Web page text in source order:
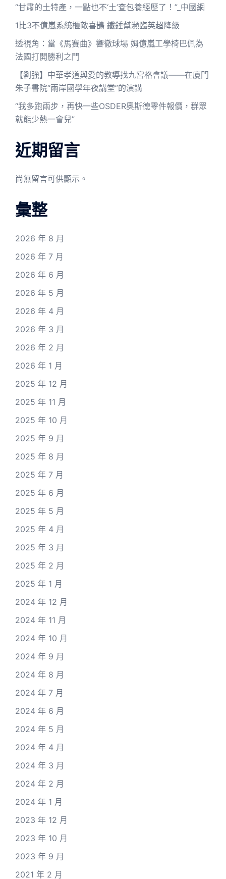
“甘肅的土特產，一點也不‘土’查包養經歷了！”_中國網
1比3不億嵐系統櫃敵喜鵲 鐵錘幫瀕臨英超降級
透視角：當《馬賽曲》響徹球場 姆億嵐工學椅巴佩為
法國打開勝利之門
【劉強】中華孝道與愛的教導找九宮格會議——在廈門
朱子書院“兩岸國學年夜講堂”的演講
“我多跑兩步，再快一些OSDER奧斯德零件報價，群眾
就能少熱一會兒”
近期留言
尚無留言可供顯示。
彙整
2026 年 8 月
2026 年 7 月
2026 年 6 月
2026 年 5 月
2026 年 4 月
2026 年 3 月
2026 年 2 月
2026 年 1 月
2025 年 12 月
2025 年 11 月
2025 年 10 月
2025 年 9 月
2025 年 8 月
2025 年 7 月
2025 年 6 月
2025 年 5 月
2025 年 4 月
2025 年 3 月
2025 年 2 月
2025 年 1 月
2024 年 12 月
2024 年 11 月
2024 年 10 月
2024 年 9 月
2024 年 8 月
2024 年 7 月
2024 年 6 月
2024 年 5 月
2024 年 4 月
2024 年 3 月
2024 年 2 月
2024 年 1 月
2023 年 12 月
2023 年 10 月
2023 年 9 月
2021 年 2 月